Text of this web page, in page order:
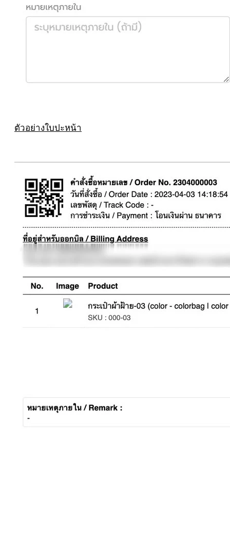
ตัวอย่างใบปะหน้า